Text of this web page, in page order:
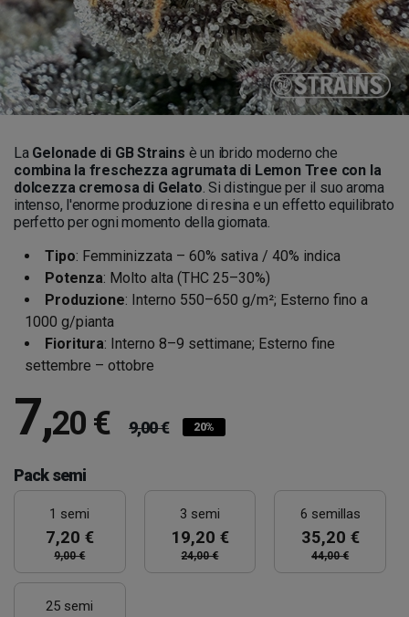
La Gelonade di GB Strains è un ibrido moderno che
combina la freschezza agrumata di Lemon Tree con la
dolcezza cremosa di Gelato. Si distingue per il suo aroma
intenso, l'enorme produzione di resina e un effetto equilibrato
perfetto per ogni momento della giornata.
Tipo: Femminizzata – 60% sativa / 40% indica
Potenza: Molto alta (THC 25–30%)
Produzione: Interno 550–650 g/m²; Esterno fino a
1000 g/pianta
Fioritura: Interno 8–9 settimane; Esterno fine
settembre – ottobre
7,20 € 9,00 € 20%
Pack semi
1 semi
7,20 €
9,00 €
3 semi
19,20 €
24,00 €
6 semillas
35,20 €
44,00 €
25 semi